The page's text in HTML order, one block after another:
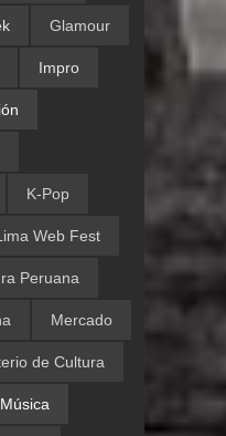
Glamour
Impro
K-Pop
Web Fest
Peruana
Mercado
de Cultura
Música